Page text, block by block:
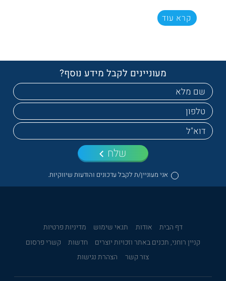
קרא עוד
מעוניינים לקבל מידע נוסף?
אני מעוניין/ת לקבל עדכונים והודעות שיווקיות.
שלח
דף הבית אודות תנאי שימוש
מדיניות פרטיות
קניין רוחני, תכנים באתר וזכויות יוצרים
חדשות
קשרי פרסום
צור קשר
הצהרת נגישות